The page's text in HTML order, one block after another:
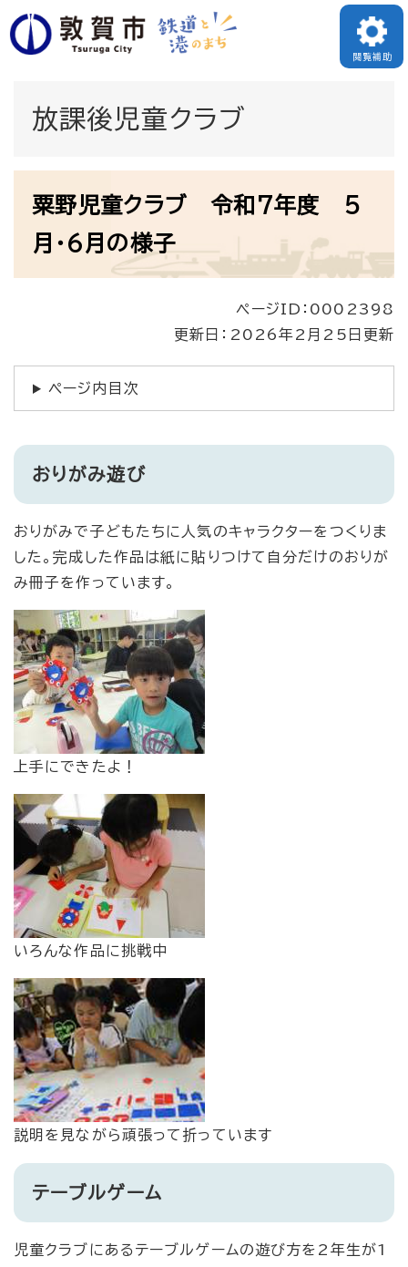
ペ
ー
頭
メニューを飛ばして本文へ
閲覧補助
放課後児童クラブ
粟野児童クラブ 令和7年度 5
月・6月の様子
ページID：0002398
更新日：2026年2月25日更新
ページ内目次
おりがみ遊び
おりがみで子どもたちに人気のキャラクターをつくりま
した。完成した作品は紙に貼りつけて自分だけのおりが
み冊子を作っています。
上手にできたよ！
いろんな作品に挑戦中
説明を見ながら頑張って折っています
テーブルゲーム
児童クラブにあるテーブルゲームの遊び方を2年生が1